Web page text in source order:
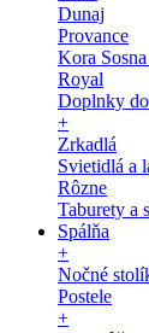
Dunaj
Provance
Kora
Royal
Doplnky
+
Zrkadlá
Svietidlá a
Rôzne
Taburety a
Spálňa
+
Nočné
Postele
+